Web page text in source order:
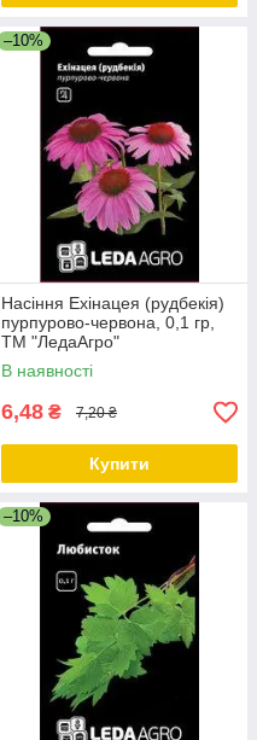
–10%
Насіння Ехінацея (рудбекія)
пурпурово-червона, 0,1 гр,
ТМ "ЛедаАгро"
В наявності
6,48 ₴ 7,20 ₴
Купити
–10%